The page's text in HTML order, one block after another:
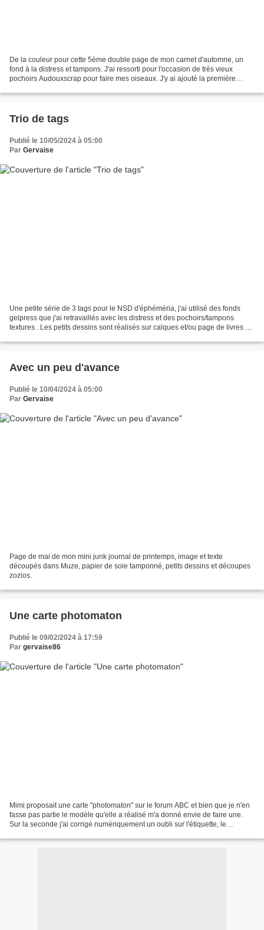
De la couleur pour cette 5ème double page de mon carnet d'automne, un
fond à la distress et tampons. J'ai ressorti pour l'occasion de très vieux
pochoirs Audouxscrap pour faire mes oiseaux. J'y ai ajouté la première
Trio de tags
Publié le 10/05/2024 à 05:00
Par Gervaise
Une petite série de 3 tags pour le NSD d'éphéméria, j'ai utilisé des fonds
gelpress que j'ai retravaillés avec les distress et des pochoirs/tampons
textures . Les petits dessins sont réalisés sur calques et/ou page de livres et
Avec un peu d'avance
Publié le 10/04/2024 à 05:00
Par Gervaise
Page de mai de mon mini junk journal de printemps, image et texte
découpés dans Muze, papier de soie tamponné, petits dessins et découpes
zozios.
Une carte photomaton
Publié le 09/02/2024 à 17:59
Par gervaise86
Mimi proposait une carte "photomaton" sur le forum ABC et bien que je n'en
fasse pas partie le modèle qu'elle a réalisé m'a donné envie de faire une.
Sur la seconde j'ai corrigé numériquement un oubli sur l'étiquette, le